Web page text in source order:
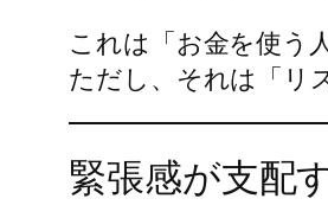
これは「お金を使う
ただし、それは「リ
緊張感が支配